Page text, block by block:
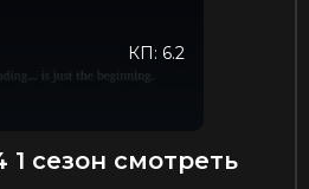
КП: 6.2
сезон смотреть